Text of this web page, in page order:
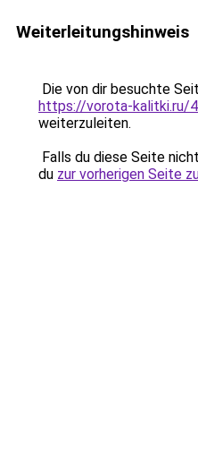
Weiterleitungshinweis
Die von dir besuchte
https://vorota-kalitki.ru/
weiterzuleiten.
Falls du diese Seite
du zur vorherigen Seite